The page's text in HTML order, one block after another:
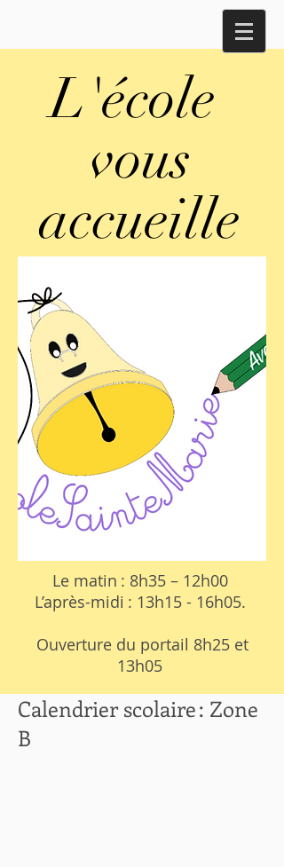
L'école
vous
accueille
Le matin : 8h35 – 12h00
L’après-midi : 13h15 - 16h05.
Ouverture du portail 8h25 et
13h05
Calendrier scolaire : Zone
B